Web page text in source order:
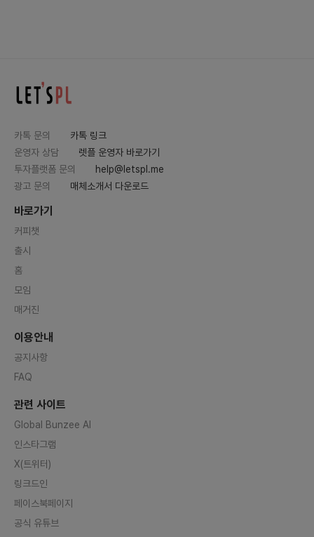
카톡 문의
카톡 링크
운영자 상담
렛플 운영자 바로가기
투자플랫폼 문의
help@letspl.me
광고 문의
매체소개서 다운로드
바로가기
커피챗
출시
홈
모임
매거진
이용안내
공지사항
FAQ
관련 사이트
Global Bunzee AI
인스타그램
X(트위터)
링크드인
페이스북페이지
공식 유튜브